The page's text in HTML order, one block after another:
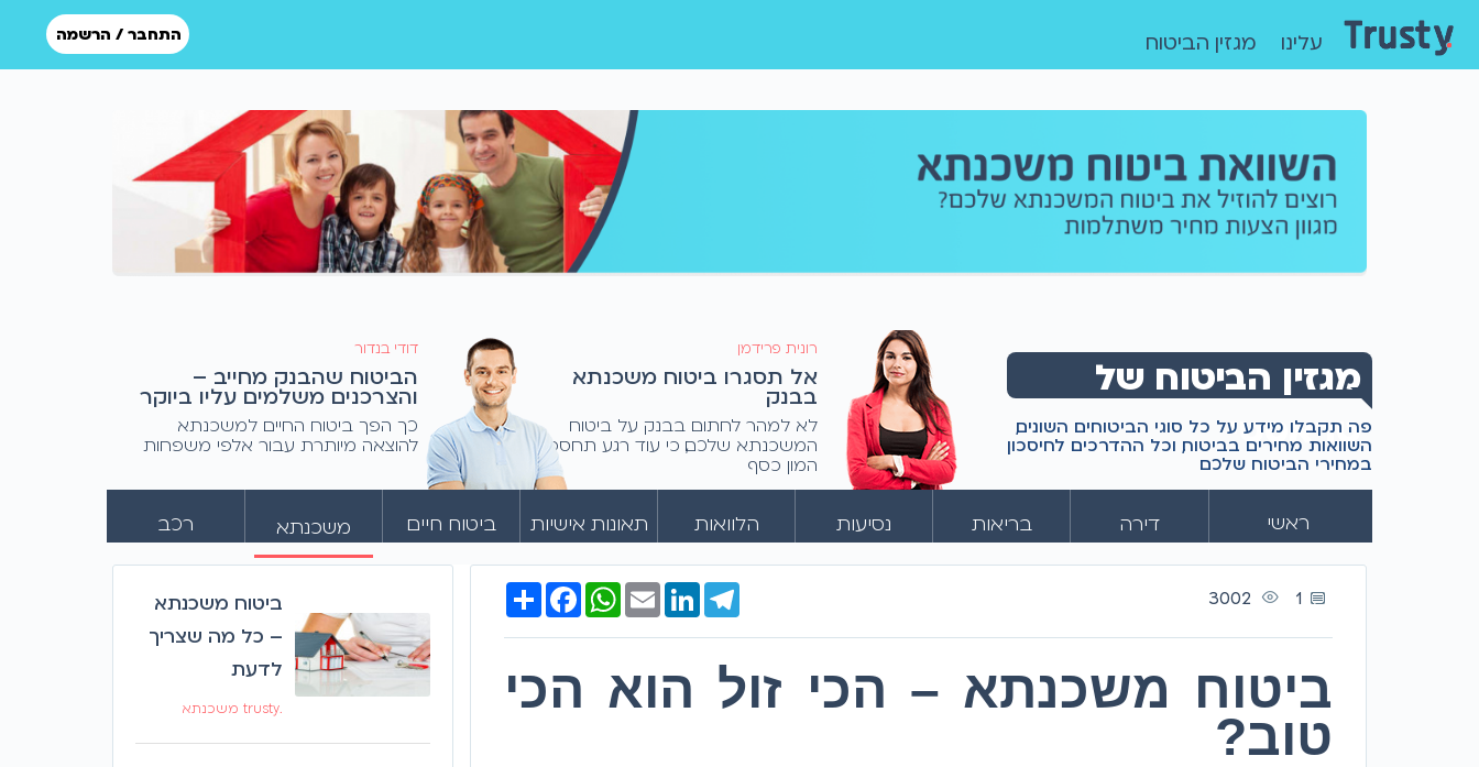
עלינו מגזין הביטוח התחבר / הרשמה
מגזין הביטוח של
טראסטי
פה תקבלו מידע על כל סוגי הביטוחים השונים,
השוואות מחירים בביטוח, וכל ההדרכים לחיסכון
במחירי הביטוח שלכם
דודי בנדור
הביטוח שהבנק מחייב –
והצרכנים משלמים עליו ביוקר
כך הפך ביטוח החיים למשכנתא
להוצאה מיותרת עבור אלפי משפחות
רונית פרידמן
אל תסגרו ביטוח משכנתא
בבנק
לא למהר לחתום בבנק על ביטוח
המשכנתא שלכם, כי עוד רגע תחסכו
המון כסף
ראשי דירה בריאות נסיעות הלוואות תאונות אישיות ביטוח חיים משכנתא רכב
1
Share
Facebook
WhatsAppEmail
LinkedIn
Telegram
ביטוח משכנתא – הכי זול הוא הכי
טוב?
ביטוח משכנתא
– כל מה שצריך
לדעת
.trusty משכנתא